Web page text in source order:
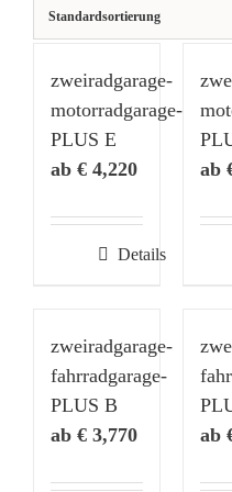
Standardsortierung
zweiradgarage-
motorradgarage-
PLUS E
€ 4,220
Details
zweiradgarage-
fahrradgarage-
PLUS B
€ 3,770